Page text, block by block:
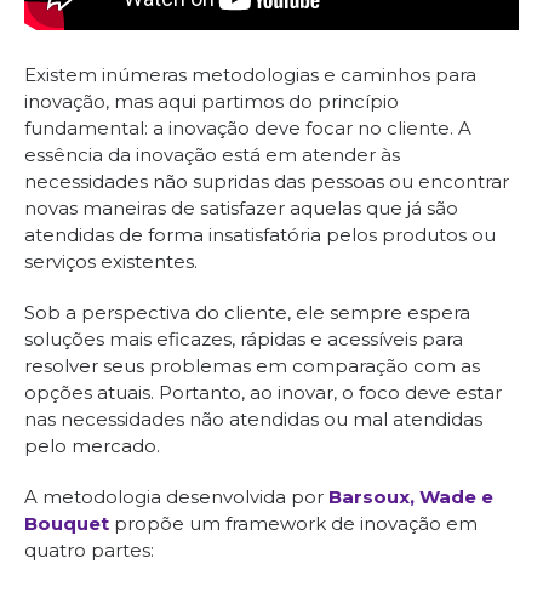
Existem inúmeras metodologias e caminhos para
inovação, mas aqui partimos do princípio
fundamental: a inovação deve focar no cliente. A
essência da inovação está em atender às
necessidades não supridas das pessoas ou encontrar
novas maneiras de satisfazer aquelas que já são
atendidas de forma insatisfatória pelos produtos ou
serviços existentes.
Sob a perspectiva do cliente, ele sempre espera
soluções mais eficazes, rápidas e acessíveis para
resolver seus problemas em comparação com as
opções atuais. Portanto, ao inovar, o foco deve estar
nas necessidades não atendidas ou mal atendidas
pelo mercado.
A metodologia desenvolvida por Barsoux, Wade e
Bouquet propõe um framework de inovação em
quatro partes: